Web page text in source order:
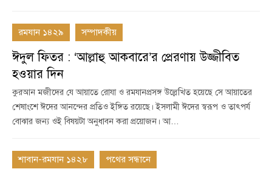
রমযান ১৪২৯ সম্পাদকীয়
ঈদুল ফিতর : ‘আল্লাহু আকবারে’র প্রেরণায় উজ্জীবিত
হওয়ার দিন
কুরআন মজীদের যে আয়াতে রোযা ও রমযানপ্রসঙ্গ উল্লেখিত হয়েছে সে আয়াতের
শেষাংশে ঈদের আনন্দের প্রতিও ইঙ্গিত রয়েছে। ইসলামী ঈদের স্বরূপ ও তাৎপর্য
বোঝার জন্য ওই বিষয়টা অনুধাবন করা প্রয়োজন। আ…
শাবান-রমযান ১৪২৮ পথের সন্ধানে